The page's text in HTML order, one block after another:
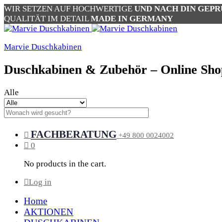
WIR SETZEN AUF HOCHWERTIGE UND NACH DIN
QUALITÄT IM DETAILMADE IN GERMANY
Marvie Duschkabinen
Duschkabinen & Zubehör – Online
Alle
FACHBERATUNG +49 800 0024002
0
No products in the cart.
Log in
Home
AKTIONEN